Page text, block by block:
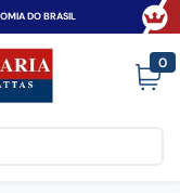
DO BRASIL
0